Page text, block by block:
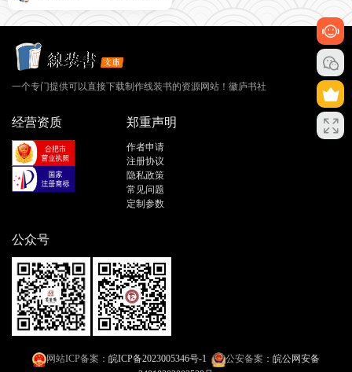
一个专门提供可以直接下载制作线装书的资源网站！徽庐书社
经营资质 郑重声明
作者申请
注册协议
隐私政策
常见问题
定制参数
公众号
网站ICP备案： 皖ICP备2023005346号-1 公安备案： 皖公网安备